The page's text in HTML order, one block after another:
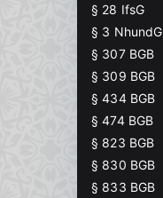
§ 28 IfsG
§ 3 NhundG
§ 307 BGB
§ 309 BGB
§ 434 BGB
§ 474 BGB
§ 823 BGB
§ 830 BGB
§ 833 BGB